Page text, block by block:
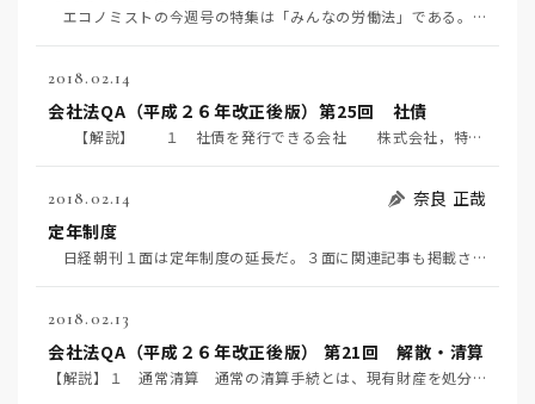
エコノミストの今週号の特集は「みんなの労働法」である。電通事件発生直後ほどではないが、最近も労務問…
2018.02.14
会社法QA（平成２６年改正後版）第25回 社債
【解説】 １ 社債を発行できる会社 株式会社，特例有限会社，持分会社は，社債を発行す…
2018.02.14
奈良 正哉
定年制度
日経朝刊１面は定年制度の延長だ。３面に関連記事も掲載されている。その昔憲法の勉強を始めたころから、…
2018.02.13
会社法QA（平成２６年改正後版） 第21回 解散・清算
【解説】１ 通常清算 通常の清算手続とは、現有財産を処分し、会社債権者に弁済をし、株主に対して残余財…